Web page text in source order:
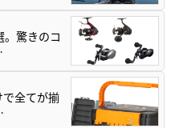
。驚きのコ
全てが揃